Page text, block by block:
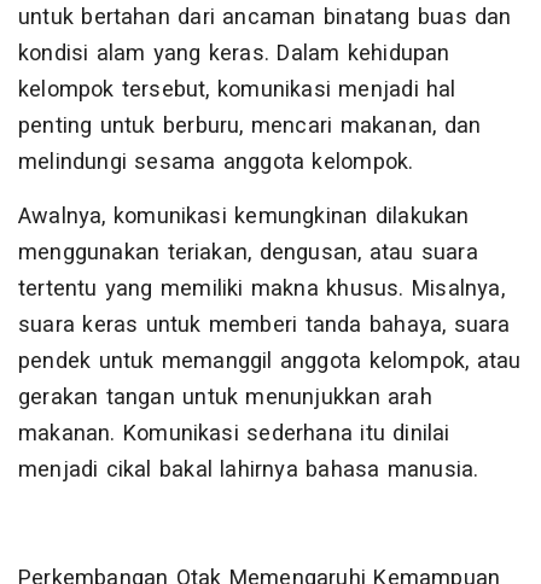
untuk bertahan dari ancaman binatang buas dan
kondisi alam yang keras. Dalam kehidupan
kelompok tersebut, komunikasi menjadi hal
penting untuk berburu, mencari makanan, dan
melindungi sesama anggota kelompok.
Awalnya, komunikasi kemungkinan dilakukan
menggunakan teriakan, dengusan, atau suara
tertentu yang memiliki makna khusus. Misalnya,
suara keras untuk memberi tanda bahaya, suara
pendek untuk memanggil anggota kelompok, atau
gerakan tangan untuk menunjukkan arah
makanan. Komunikasi sederhana itu dinilai
menjadi cikal bakal lahirnya bahasa manusia.